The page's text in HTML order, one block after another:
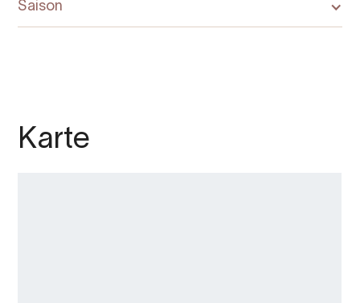
Saison
Karte